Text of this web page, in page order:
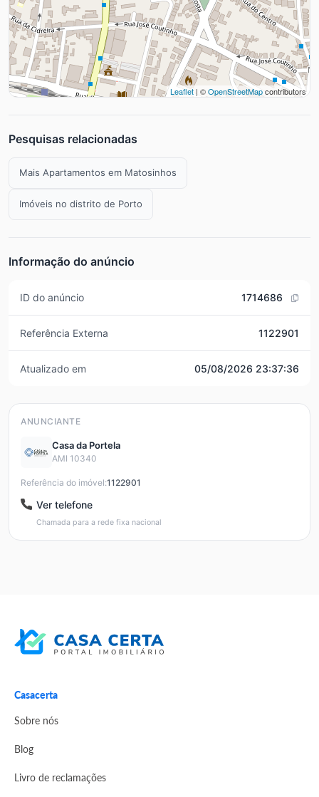
Leaflet | ©OpenStreetMapcontributors
Pesquisas relacionadas
Mais Apartamentos em Matosinhos
Imóveis no distrito de Porto
Informação do anúncio
ID do anúncio 1714686
Referência Externa 1122901
Atualizado em 05/08/2026 23:37:36
ANUNCIANTE
Casa da Portela
AMI 10340
Referência do imóvel:1122901
Ver telefone
Chamada para a rede fixa nacional
Casacerta
Sobre nós
Blog
Livro de reclamações